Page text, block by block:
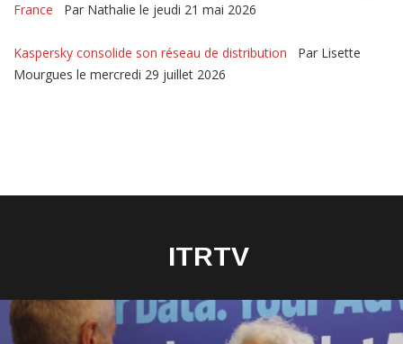
France
Par Nathalie le jeudi 21 mai 2026
Kaspersky consolide son réseau de distribution
Par Lisette
Mourgues le mercredi 29 juillet 2026
ITRTV